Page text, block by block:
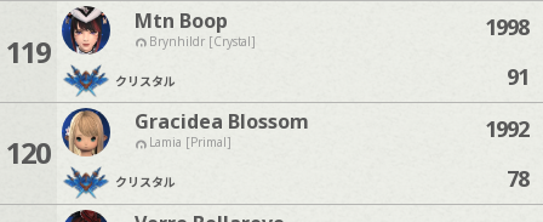
119
Mtn Boop
Brynhildr [Crystal]
クリスタル
1998
91
120
Gracidea Blossom
Lamia [Primal]
クリスタル
1992
78